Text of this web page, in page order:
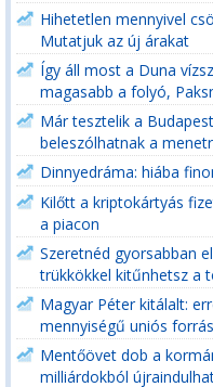
Hihetetlen mennyivel
Mutatjuk az új árakat
Így áll most a Duna
magasabb a folyó,
Már tesztelik a
beleszólhatnak a
Dinnyedráma: hiába
Kilőtt a kriptokártyás
a piacon
Szeretnéd gyorsabban
trükkökkel kitűnhetsz a
Magyar Péter kitálalt:
mennyiségű uniós
Mentőövet dob a
milliárdokból